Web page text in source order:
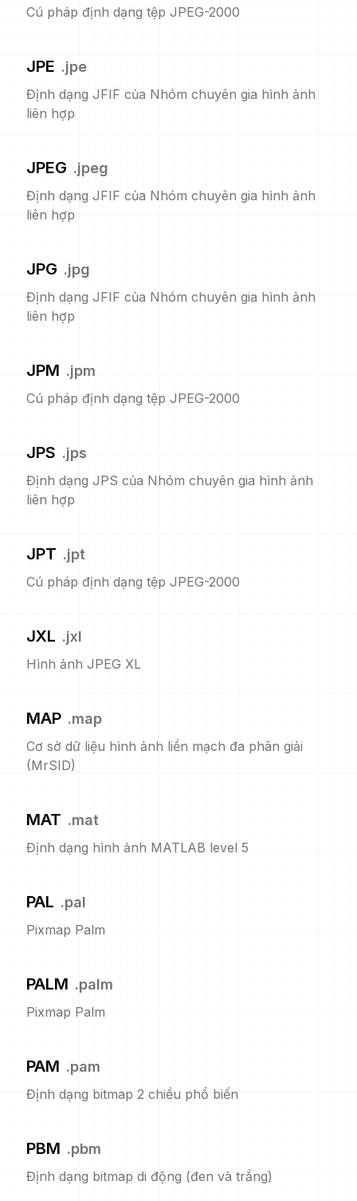
Cú pháp định dạng tệp JPEG-2000
JPE .jpe
Định dạng JFIF của Nhóm chuyên gia hình ảnh
liên hợp
JPEG .jpeg
Định dạng JFIF của Nhóm chuyên gia hình ảnh
liên hợp
JPG .jpg
Định dạng JFIF của Nhóm chuyên gia hình ảnh
liên hợp
JPM .jpm
Cú pháp định dạng tệp JPEG-2000
JPS .jps
Định dạng JPS của Nhóm chuyên gia hình ảnh
liên hợp
JPT .jpt
Cú pháp định dạng tệp JPEG-2000
JXL .jxl
Hình ảnh JPEG XL
MAP .map
Cơ sở dữ liệu hình ảnh liền mạch đa phân giải
(MrSID)
MAT .mat
Định dạng hình ảnh MATLAB level 5
PAL .pal
Pixmap Palm
PALM .palm
Pixmap Palm
PAM .pam
Định dạng bitmap 2 chiều phổ biến
PBM .pbm
Định dạng bitmap di động (đen và trắng)